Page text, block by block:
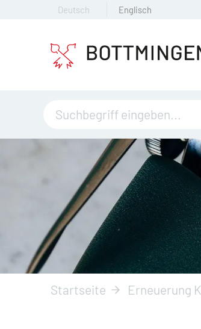
Deutsch Englisch
Startseite Erneuerung